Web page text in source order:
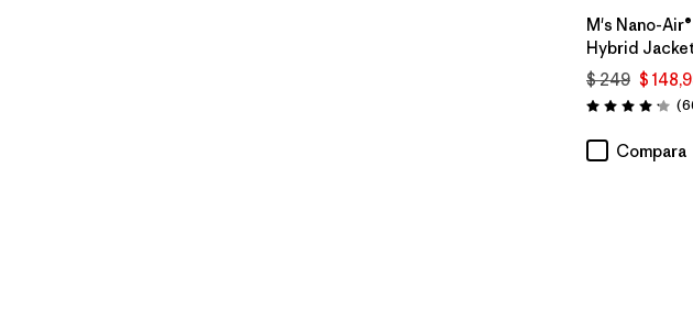
M's Nano-
Hybrid
$ 249 $
Valoración: 4.2 /
Compara